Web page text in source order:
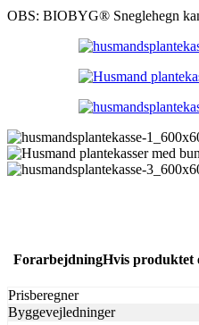
OBS: BIOBYG® Sneglehegn
ForarbejdningHvis produktet
Prisberegner
Byggevejledninger